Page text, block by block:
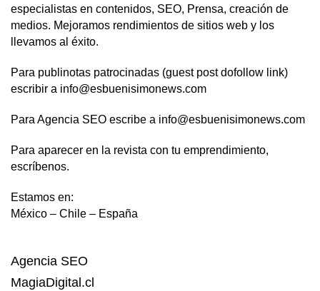
especialistas en contenidos, SEO, Prensa, creación de
medios. Mejoramos rendimientos de sitios web y los
llevamos al éxito.
Para publinotas patrocinadas (guest post dofollow link)
escribir a info@esbuenisimonews.com
Para Agencia SEO escribe a info@esbuenisimonews.com
Para aparecer en la revista con tu emprendimiento,
escríbenos.
Estamos en:
México – Chile – España
Agencia SEO
MagiaDigital.cl